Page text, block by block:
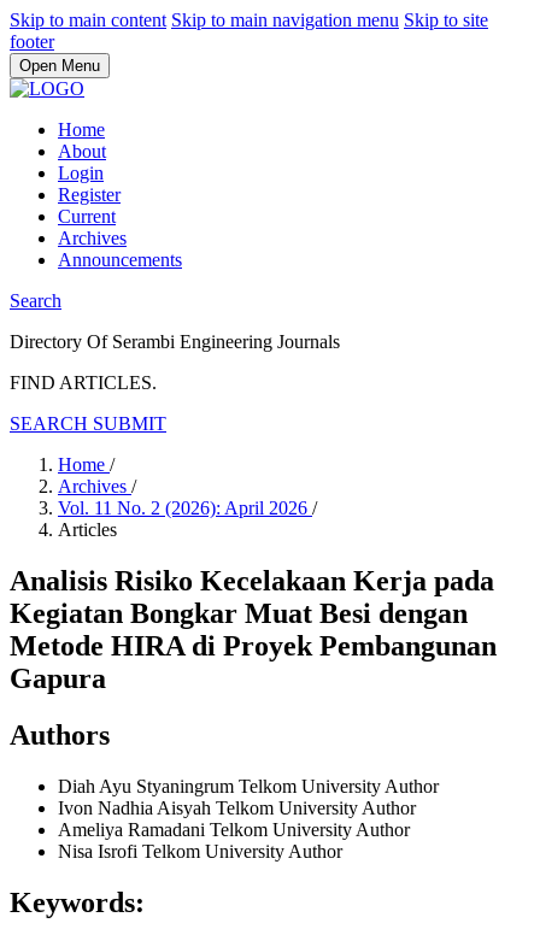
Skip to main content Skip to main navigation menu Skip to site
footer
Open Menu
Home
About
Login
Register
Current
Archives
Announcements
Search
Directory Of Serambi Engineering Journals
FIND ARTICLES.
SEARCH SUBMIT
Home /
Archives /
Vol. 11 No. 2 (2026): April 2026 /
Articles
Analisis Risiko Kecelakaan Kerja pada
Kegiatan Bongkar Muat Besi dengan
Metode HIRA di Proyek Pembangunan
Gapura
Authors
Diah Ayu Styaningrum Telkom University Author
Ivon Nadhia Aisyah Telkom University Author
Ameliya Ramadani Telkom University Author
Nisa Isrofi Telkom University Author
Keywords: